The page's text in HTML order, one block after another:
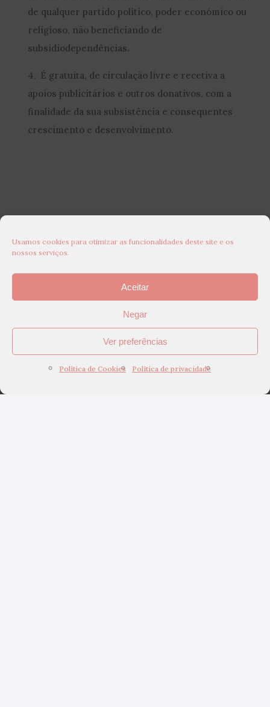
Usamos cookies para otimizar as funcionalidades deste site e os
nossos serviços.
Aceitar
Negar
Ver preferências
Política de Cookies Política de privacidade
de qualquer partido político, poder económico ou
religioso, não beneficiando de
subsidiodependências.
É gratuita, de circulação livre e recetiva a
apoios publicitários e outros donativos, com a
finalidade da sua subsistência e consequentes
crescimento e desenvolvimento.